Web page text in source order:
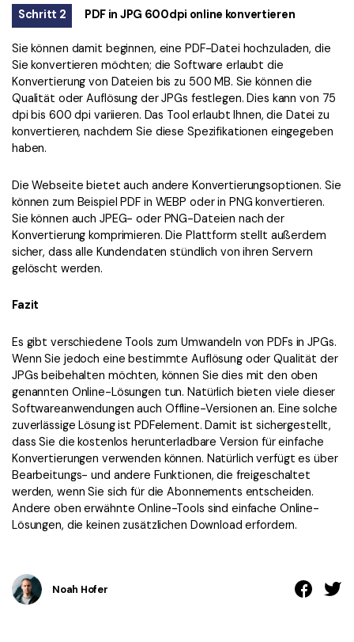
Schritt 2 PDF in JPG 600dpi online konvertieren
Sie können damit beginnen, eine PDF-Datei hochzuladen, die
Sie konvertieren möchten; die Software erlaubt die
Konvertierung von Dateien bis zu 500 MB. Sie können die
Qualität oder Auflösung der JPGs festlegen. Dies kann von 75
dpi bis 600 dpi variieren. Das Tool erlaubt Ihnen, die Datei zu
konvertieren, nachdem Sie diese Spezifikationen eingegeben
haben.
Die Webseite bietet auch andere Konvertierungsoptionen. Sie
können zum Beispiel PDF in WEBP oder in PNG konvertieren.
Sie können auch JPEG- oder PNG-Dateien nach der
Konvertierung komprimieren. Die Plattform stellt außerdem
sicher, dass alle Kundendaten stündlich von ihren Servern
gelöscht werden.
Fazit
Es gibt verschiedene Tools zum Umwandeln von PDFs in JPGs.
Wenn Sie jedoch eine bestimmte Auflösung oder Qualität der
JPGs beibehalten möchten, können Sie dies mit den oben
genannten Online-Lösungen tun. Natürlich bieten viele dieser
Softwareanwendungen auch Offline-Versionen an. Eine solche
zuverlässige Lösung ist PDFelement. Damit ist sichergestellt,
dass Sie die kostenlos herunterladbare Version für einfache
Konvertierungen verwenden können. Natürlich verfügt es über
Bearbeitungs- und andere Funktionen, die freigeschaltet
werden, wenn Sie sich für die Abonnements entscheiden.
Andere oben erwähnte Online-Tools sind einfache Online-
Lösungen, die keinen zusätzlichen Download erfordern.
Noah Hofer